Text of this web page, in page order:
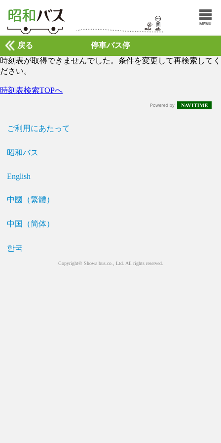
停車バス停
戻る
時刻表が取得できませんでした。条件を変更して再検索してく
ださい。
時刻表検索TOPへ
ご利用にあたって
昭和バス
English
中國（繁體）
中国（简体）
한국
Copyright© Showa bus.co., Ltd. All rights reserved.